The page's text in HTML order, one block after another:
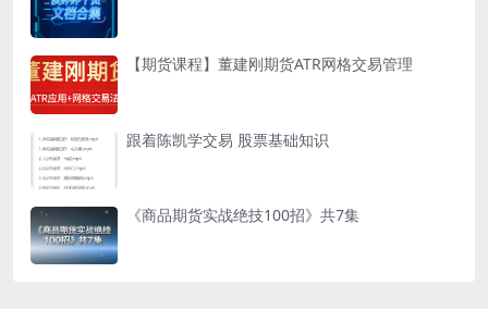
【期货课程】董建刚期货ATR网格交易管理
跟着陈凯学交易 股票基础知识
《商品期货实战绝技100招》共7集